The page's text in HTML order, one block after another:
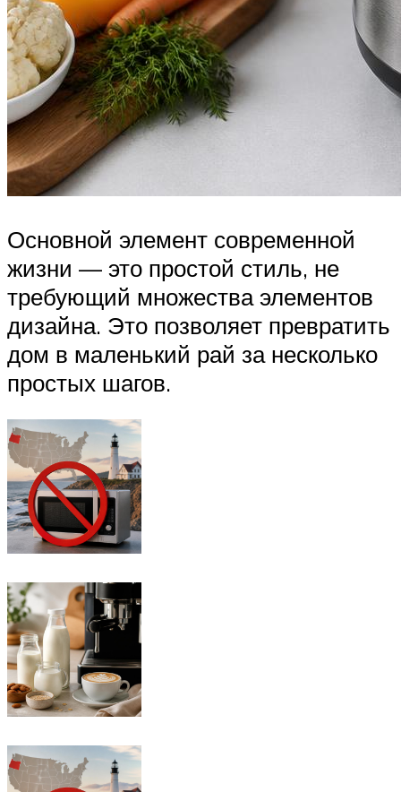
Основной элемент современной
жизни — это простой стиль, не
требующий множества элементов
дизайна. Это позволяет превратить
дом в маленький рай за несколько
простых шагов.